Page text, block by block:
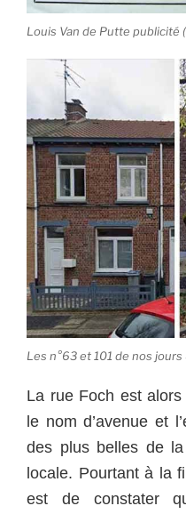
Louis Van de Putte publicité
Les n°63 et 101 de nos
La rue Foch est
le nom d’avenue et
des plus belles de
locale. Pourtant à la
est de constater